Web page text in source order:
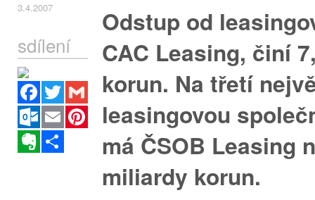
3.4.2007
sdílení
Facebook
Twitter
Gmail
Outlook.com
Email
Pinterest
Evernote
Odstup od
CAC Leasing, činí
korun. Na třetí
leasingovou
má ČSOB Leasing
miliardy korun.